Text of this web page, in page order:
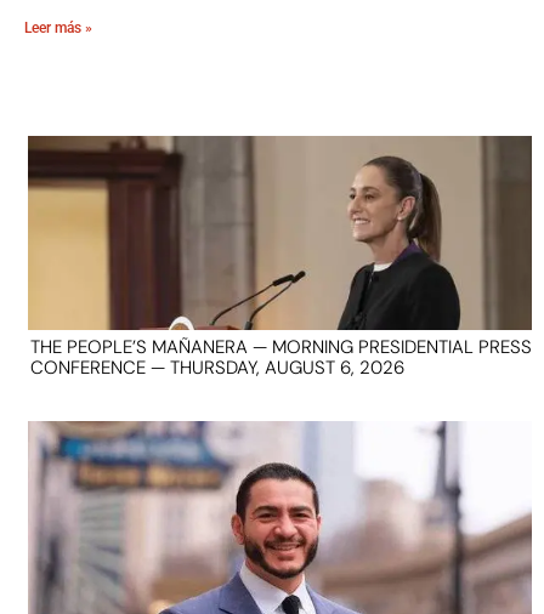
Leer más »
THE PEOPLE’S MAÑANERA — MORNING PRESIDENTIAL PRESS
CONFERENCE — THURSDAY, AUGUST 6, 2026